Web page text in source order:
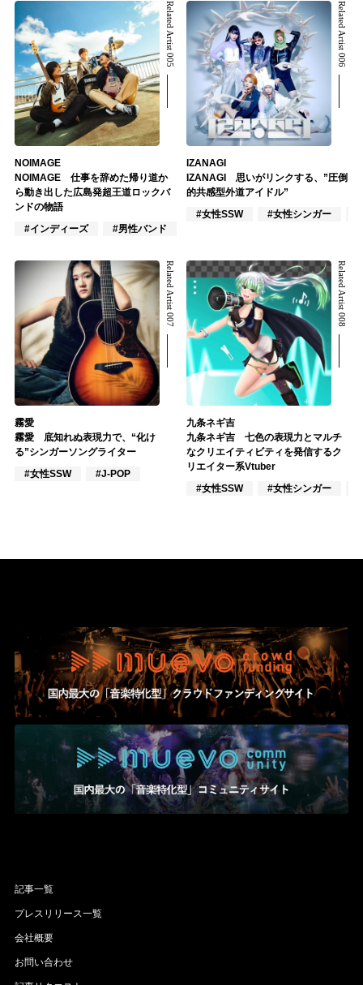
Related Artist 005
NOIMAGE
NOIMAGE 仕事を辞めた帰り道か
ら動き出した広島発超王道ロックバ
ンドの物語
#インディーズ
#男性バンド
Related Artist 006
IZANAGI
IZANAGI 思いがリンクする、”圧倒
的共感型外道アイドル”
#女性SSW
#女性シンガー
Related Artist 007
霧愛
霧愛 底知れぬ表現力で、“化け
る”シンガーソングライター
#女性SSW
#J-POP
Related Artist 008
九条ネギ吉
九条ネギ吉 七色の表現力とマルチ
なクリエイティビティを発信するク
リエイター系Vtuber
#女性SSW
#女性シンガー
記事一覧
プレスリリース一覧
会社概要
お問い合わせ